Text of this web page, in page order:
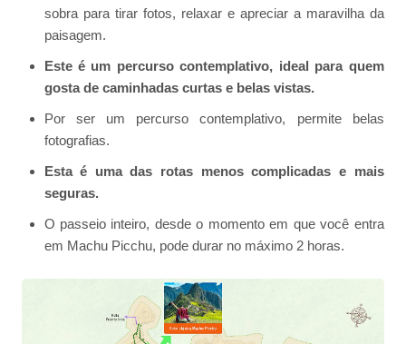
sobra para tirar fotos, relaxar e apreciar a maravilha da
paisagem.
Este é um percurso contemplativo, ideal para quem
gosta de caminhadas curtas e belas vistas.
Por ser um percurso contemplativo, permite belas
fotografias.
Esta é uma das rotas menos complicadas e mais
seguras.
O passeio inteiro, desde o momento em que você entra
em Machu Picchu, pode durar no máximo 2 horas.